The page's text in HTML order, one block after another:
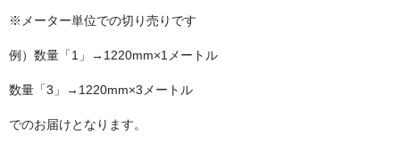
※メーター単位での切り売りです
例）数量「1」→1220mm×1メートル
数量「3」→1220mm×3メートル
でのお届けとなります。